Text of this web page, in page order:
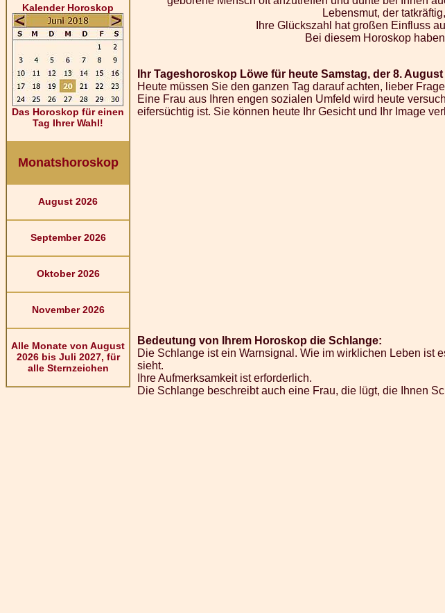
Kalender Horoskop
Das Horoskop für einen
Tag Ihrer Wahl!
Monatshoroskop
August 2026
September 2026
Oktober 2026
November 2026
Alle Monate von August
2026 bis Juli 2027, für
alle Sternzeichen
Lebensmut, der
Ihre Glückszahl hat großen Einfluss
Bei diesem Horoskop
Ihr Tageshoroskop Löwe für heute Samstag, der 8.
Heute müssen Sie den ganzen Tag darauf achten, lieber
Eine Frau aus Ihren engen sozialen Umfeld wird heute
eifersüchtig ist. Sie können heute Ihr Gesicht und Ihr Image
Bedeutung von Ihrem Horoskop die Schlange:
Die Schlange ist ein Warnsignal. Wie im wirklichen Leben ist
sieht.
Ihre Aufmerksamkeit ist erforderlich.
Die Schlange beschreibt auch eine Frau, die lügt, die Ihnen